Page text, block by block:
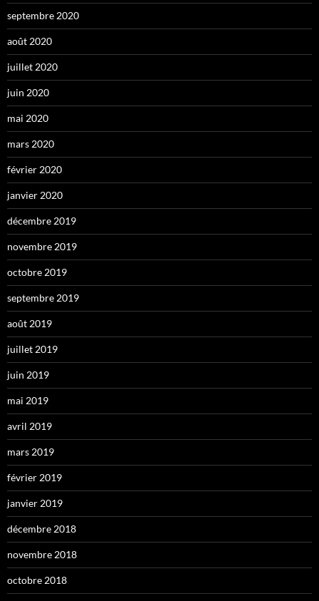
septembre 2020
août 2020
juillet 2020
juin 2020
mai 2020
mars 2020
février 2020
janvier 2020
décembre 2019
novembre 2019
octobre 2019
septembre 2019
août 2019
juillet 2019
juin 2019
mai 2019
avril 2019
mars 2019
février 2019
janvier 2019
décembre 2018
novembre 2018
octobre 2018